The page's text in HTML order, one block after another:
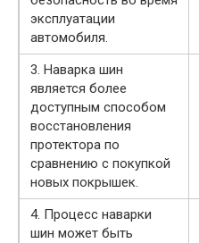
эксплуатации
автомобиля.
3. Наварка шин
является более
доступным способом
восстановления
протектора по
сравнению с покупкой
новых покрышек.
4. Процесс наварки
шин может быть